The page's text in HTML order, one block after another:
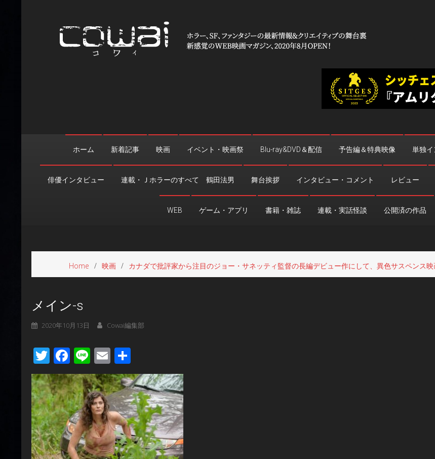
ホーム 新着記事 映画 イベント・映画祭 Blu-ray&DVD＆配信 予告編＆特典映像 単独イ
俳優インタビュー 連載・Ｊホラーのすべて 鶴田法男 舞台挨拶 インタビュー・コメント レビュー
WEB ゲーム・アプリ 書籍・雑誌 連載・実話怪談 公開済の作品
Home 映画 カナダで批評家から注目のジョー・サネッティ監督の長編デビュー作にして、異色サスペンス
メイン-s
2020年10月13日 Cowai編集部
Twitter
Facebook
LineEmail
有